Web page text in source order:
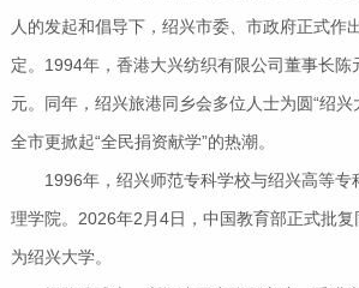
人的发起和倡导下，绍兴市委、市政府正式作
定。1994年，香港大兴纺织有限公司董事长陈
元。同年，绍兴旅港同乡会多位人士为圆“绍
全市更掀起“全民捐资献学”的热潮。
1996年，绍兴师范专科学校与绍兴高等专
理学院。2026年2月4日，中国教育部正式批复
为绍兴大学。